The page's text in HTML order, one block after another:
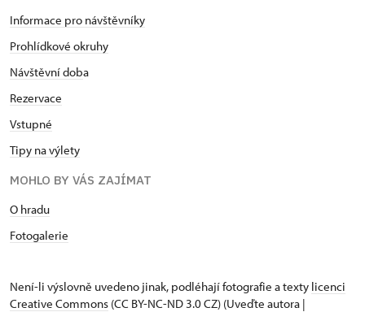
Informace pro návštěvníky
Prohlídkové okruhy
Návštěvní doba
Rezervace
Vstupné
Tipy na výlety
MOHLO BY VÁS ZAJÍMAT
O hradu
Fotogalerie
Není-li výslovně uvedeno jinak, podléhají fotografie a texty licenci
Creative Commons (CC BY-NC-ND 3.0 CZ) (Uveďte autora |